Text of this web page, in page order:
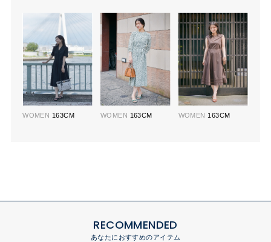
WOMEN 163CM WOMEN 163CM WOMEN 163CM
RECOMMENDED
あなたにおすすめのアイテム